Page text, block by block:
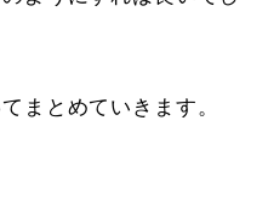
まとめていきます。